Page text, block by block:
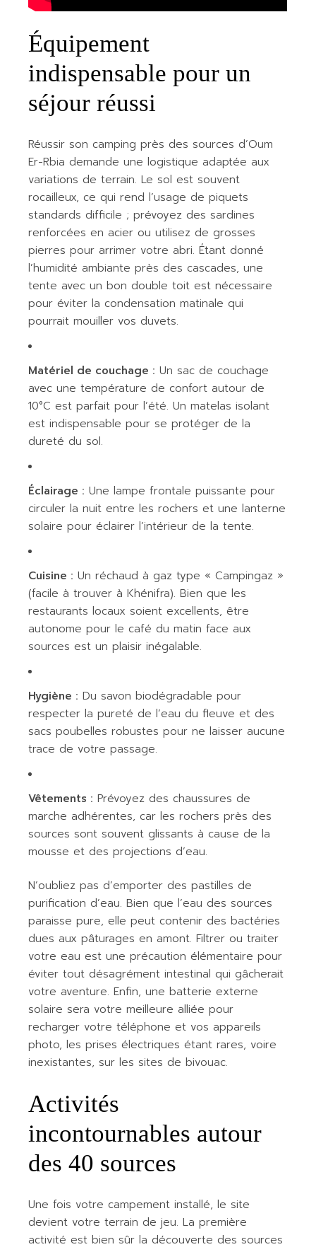
Équipement
indispensable pour un
séjour réussi
Réussir son camping près des sources d’Oum
Er-Rbia demande une logistique adaptée aux
variations de terrain. Le sol est souvent
rocailleux, ce qui rend l’usage de piquets
standards difficile ; prévoyez des sardines
renforcées en acier ou utilisez de grosses
pierres pour arrimer votre abri. Étant donné
l’humidité ambiante près des cascades, une
tente avec un bon double toit est nécessaire
pour éviter la condensation matinale qui
pourrait mouiller vos duvets.
Matériel de couchage : Un sac de couchage
avec une température de confort autour de
10°C est parfait pour l’été. Un matelas isolant
est indispensable pour se protéger de la
dureté du sol.
Éclairage : Une lampe frontale puissante pour
circuler la nuit entre les rochers et une lanterne
solaire pour éclairer l’intérieur de la tente.
Cuisine : Un réchaud à gaz type « Campingaz »
(facile à trouver à Khénifra). Bien que les
restaurants locaux soient excellents, être
autonome pour le café du matin face aux
sources est un plaisir inégalable.
Hygiène : Du savon biodégradable pour
respecter la pureté de l’eau du fleuve et des
sacs poubelles robustes pour ne laisser aucune
trace de votre passage.
Vêtements : Prévoyez des chaussures de
marche adhérentes, car les rochers près des
sources sont souvent glissants à cause de la
mousse et des projections d’eau.
N’oubliez pas d’emporter des pastilles de
purification d’eau. Bien que l’eau des sources
paraisse pure, elle peut contenir des bactéries
dues aux pâturages en amont. Filtrer ou traiter
votre eau est une précaution élémentaire pour
éviter tout désagrément intestinal qui gâcherait
votre aventure. Enfin, une batterie externe
solaire sera votre meilleure alliée pour
recharger votre téléphone et vos appareils
photo, les prises électriques étant rares, voire
inexistantes, sur les sites de bivouac.
Activités
incontournables autour
des 40 sources
Une fois votre campement installé, le site
devient votre terrain de jeu. La première
activité est bien sûr la découverte des sources